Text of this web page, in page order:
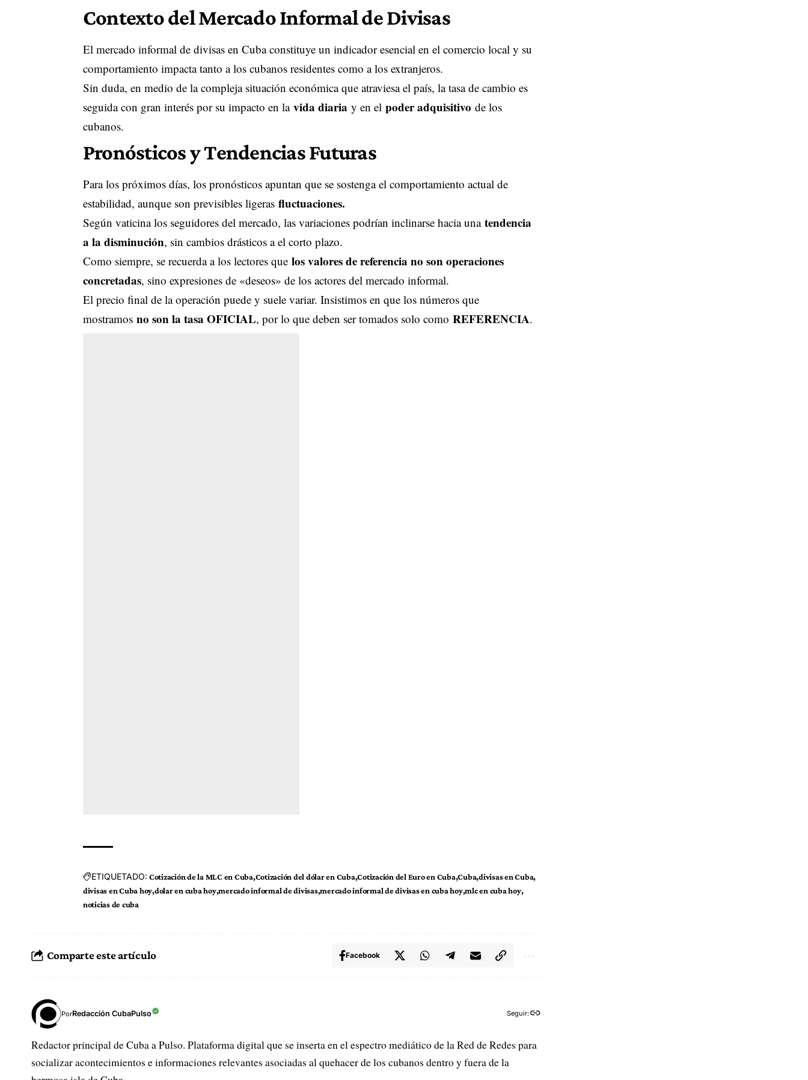
Contexto del Mercado Informal de Divisas
El mercado informal de divisas en Cuba constituye un indicador esencial en el comercio local y su
comportamiento impacta tanto a los cubanos residentes como a los extranjeros.
Sin duda, en medio de la compleja situación económica que atraviesa el país, la tasa de cambio es
seguida con gran interés por su impacto en la vida diaria y en el poder adquisitivo de los
cubanos.
Pronósticos y Tendencias Futuras
Para los próximos días, los pronósticos apuntan que se sostenga el comportamiento actual de
estabilidad, aunque son previsibles ligeras fluctuaciones.
Según vaticina los seguidores del mercado, las variaciones podrían inclinarse hacia una tendencia
a la disminución, sin cambios drásticos a el corto plazo.
Como siempre, se recuerda a los lectores que los valores de referencia no son operaciones
concretadas, sino expresiones de «deseos» de los actores del mercado informal.
El precio final de la operación puede y suele variar. Insistimos en que los números que
mostramos no son la tasa OFICIAL, por lo que deben ser tomados solo como REFERENCIA.
ETIQUETADO: Cotización de la MLC en Cuba Cotización del dólar en Cuba Cotización del Euro en Cuba Cuba divisas en Cuba
divisas en Cuba hoy dolar en cuba hoy mercado informal de divisas mercado informal de divisas en cuba hoy mlc en cuba hoy
noticias de cuba
Comparte este artículo Facebook
PorRedacción CubaPulso Seguir:
Redactor principal de Cuba a Pulso. Plataforma digital que se inserta en el espectro mediático de la Red de Redes para
socializar acontecimientos e informaciones relevantes asociadas al quehacer de los cubanos dentro y fuera de la